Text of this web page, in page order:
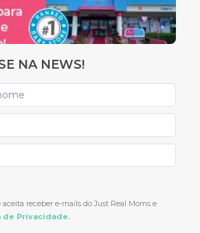
NA NEWS!
receber e-mails do Just Real Moms e
de Privacidade.